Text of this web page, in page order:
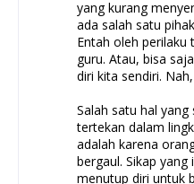
yang kurang
ada salah satu
Entah oleh perilaku
guru. Atau, bisa
diri kita sendiri.
Salah satu hal
tertekan dalam
adalah karena
bergaul. Sikap
menutup diri untuk